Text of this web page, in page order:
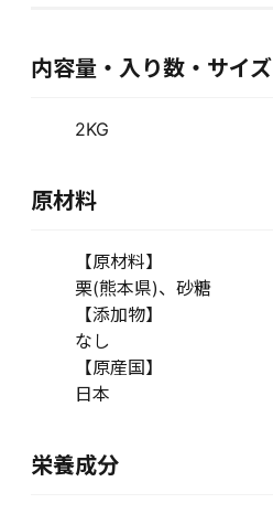
内容量・入り数・サイズ
2KG
原材料
【原材料】
栗(熊本県)、砂糖
【添加物】
なし
【原産国】
日本
栄養成分